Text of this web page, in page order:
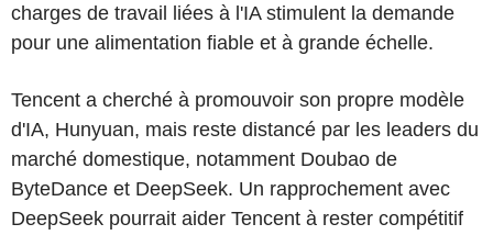
charges de travail liées à l'IA stimulent la demande
pour une alimentation fiable et à grande échelle.
Tencent a cherché à promouvoir son propre modèle
d'IA, Hunyuan, mais reste distancé par les leaders du
marché domestique, notamment Doubao de
ByteDance et DeepSeek. Un rapprochement avec
DeepSeek pourrait aider Tencent à rester compétitif